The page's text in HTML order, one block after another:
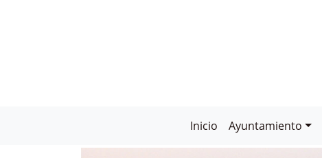
Inicio Ayuntamiento